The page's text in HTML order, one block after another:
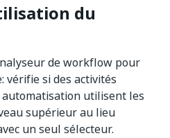
du
de workflow pour
vérifie si des activités
utilisent les
supérieur au lieu
un seul sélecteur.